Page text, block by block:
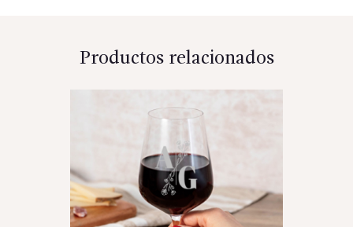
Productos relacionados